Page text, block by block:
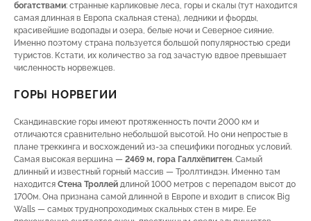
богатствами: странные карликовые леса, горы и скалы (тут находится
самая длинная в Европа скальная стена), ледники и фьорды,
красивейшие водопады и озера, белые ночи и Северное сияние.
Именно поэтому страна пользуется большой популярностью среди
туристов. Кстати, их количество за год зачастую вдвое превышает
численность норвежцев.
ГОРЫ НОРВЕГИИ
Скандинавские горы имеют протяженность почти 2000 км и
отличаются сравнительно небольшой высотой. Но они непростые в
плане треккинга и восхождений из-за специфики погодных условий.
Самая высокая вершина — 2469 м, гора Галлхёпигген. Самый
длинный и известный горный массив — Троллтиндэн. Именно там
находится Стена Троллей длиной 1000 метров с перепадом высот до
1700м. Она признана самой длинной в Европе и входит в список Big
Walls — самых труднопроходимых скальных стен в мире. Ее